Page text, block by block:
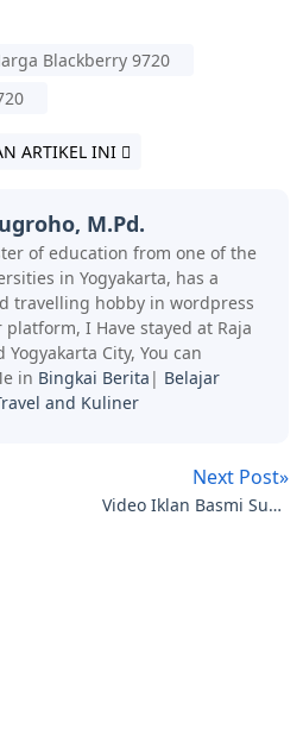
Blackberry 9720
ARTIKEL INI
M.Pd.
of education from one of the
in Yogyakarta, has a
travelling hobby in wordpress
I Have stayed at Raja
Yogyakarta City, You can
in Bingkai Berita | Belajar
and Kuliner
Next Post»
Video Iklan Basmi Suap